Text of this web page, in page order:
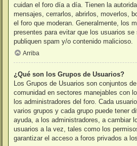
cuidan el foro día a día. Tienen la
mensajes, cerrarlos, abrirlos, moverlos,
el foro que moderan. Generalmente, los
presentes para evitar que los usuarios
publiquen spam y/o contenido malicioso.
Arriba
¿Qué son los Grupos de Usuarios?
Los Grupos de Usuarios son conjuntos
comunidad en sectores manejables con
los administradores del foro. Cada
varios grupos y cada grupo puede tener
ayuda, a los administradores, a cambiar
usuarios a la vez, tales como los
garantizar el acceso a foros privados a